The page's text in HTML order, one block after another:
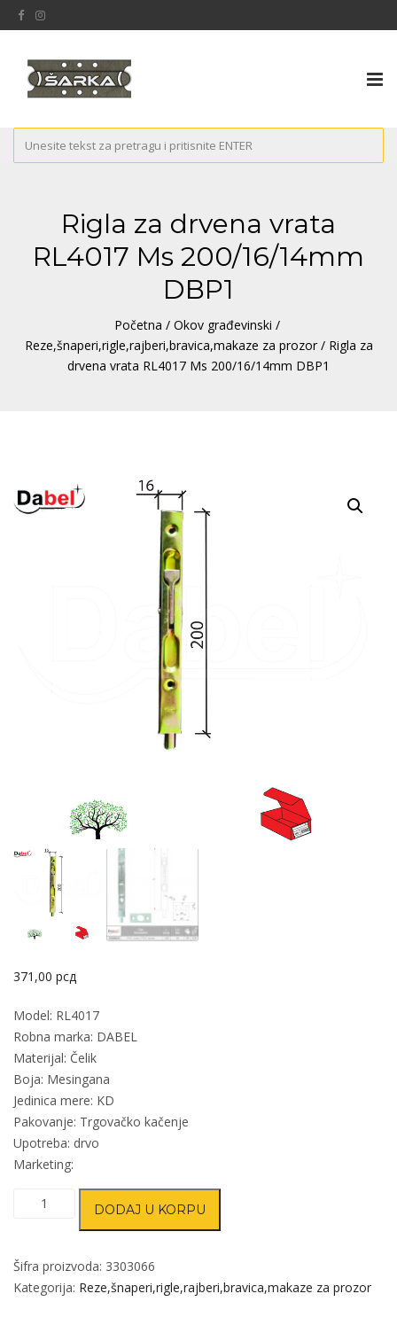
Rigla za drvena vrata
RL4017 Ms 200/16/14mm
DBP1
Početna / Okov građevinski /
Reze,šnaperi,rigle,rajberi,bravica,makaze za prozor/ Rigla za
drvena vrata RL4017 Ms 200/16/14mm DBP1
371,00 рсд
Model: RL4017
Robna marka: DABEL
Materijal: Čelik
Boja: Mesingana
Jedinica mere: KD
Pakovanje: Trgovačko kačenje
Upotreba: drvo
Marketing:
vrata
RL4017
DODAJ U KORPU
Šifra proizvoda: 3303066
Kategorija: Reze,šnaperi,rigle,rajberi,bravica,makaze za prozor